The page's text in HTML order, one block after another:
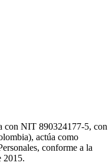
con NIT 890324177-5, con
actúa como
conforme a la
2015.